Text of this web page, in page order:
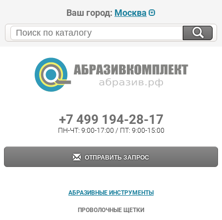
Ваш город: Москва
+7 499 194-28-17
ПН-ЧТ: 9:00-17:00 / ПТ: 9:00-15:00
ОТПРАВИТЬ ЗАПРОС
АБРАЗИВНЫЕ ИНСТРУМЕНТЫ
ПРОВОЛОЧНЫЕ ЩЕТКИ